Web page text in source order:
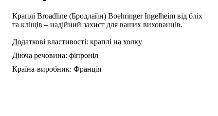
Краплі Broadline (Бродлайн) Boehringer Ingelheim від бліх
та кліщів – надійний захист для ваших вихованців.
Додаткові властивості: краплі на холку
Діюча речовина: фіпроніл
Країна-виробник: Франція